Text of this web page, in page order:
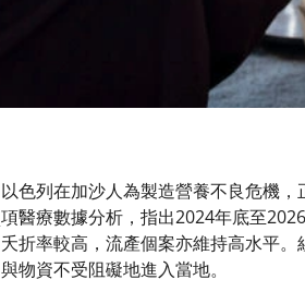
以色列在加沙人為製造營養不良危機
項醫療數據分析，指出2024年底至
夭折率較高，流產個案亦維持高水平
與物資不受阻礙地進入當地。